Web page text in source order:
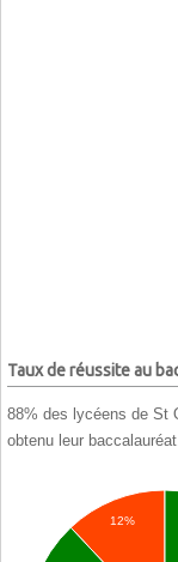
Taux de réussite au
88% des lycéens de St
obtenu leur baccalauréat.
12%